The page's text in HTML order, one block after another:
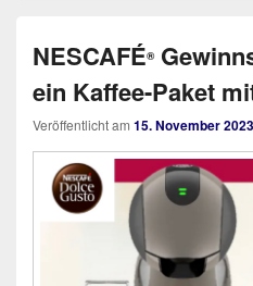
NESCAFÉ®
ein Kaffee-Paket
Veröffentlicht am 15. November 2023